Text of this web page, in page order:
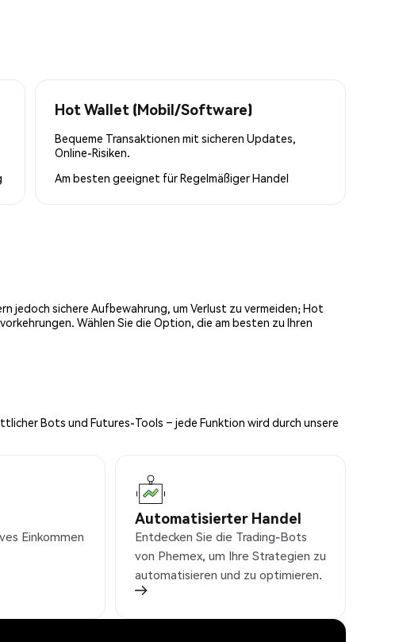
Hot Wallet (Mobil/Software)
Bequeme Transaktionen mit sicheren Updates,
Online-Risiken.
Am besten geeignet fürRegelmäßiger Handel
jedoch sichere Aufbewahrung, um Verlust zu vermeiden; Hot
Wählen Sie die Option, die am besten zu Ihren
Bots und Futures-Tools – jede Funktion wird durch unsere
Einkommen
Automatisierter Handel
Entdecken Sie die Trading-Bots
von Phemex, um Ihre Strategien zu
automatisieren und zu optimieren.